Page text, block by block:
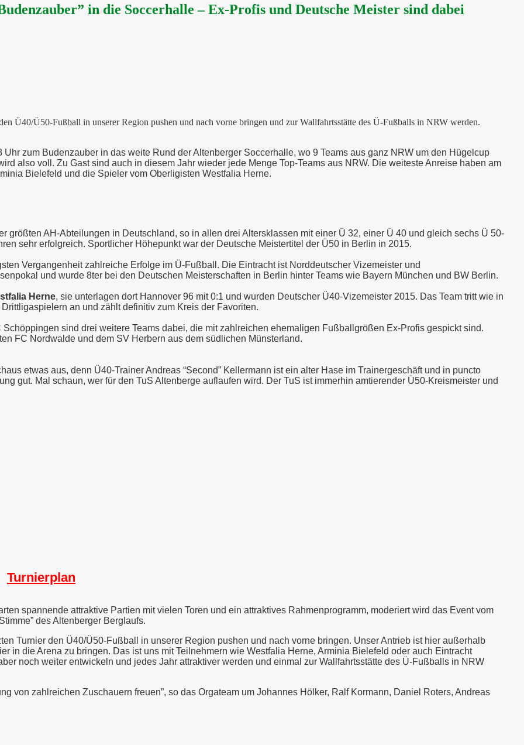
in die Soccerhalle – Ex-Profis und Deutsche Meister sind dabei
Ü40/Ü50-Fußball in unserer Region pushen und nach vorne bringen und zur Wallfahrtsstätte des Ü-Fußballs in NRW werden.
zum Budenzauber in das weite Rund der Altenberger Soccerhalle, wo 9 Teams aus ganz NRW um den Hügelcup
also voll. Zu Gast sind auch in diesem Jahr wieder jede Menge Top-Teams aus NRW. Die weiteste Anreise haben am
Bielefeld und die Spieler vom Oberligisten Westfalia Herne.
größten AH-Abteilungen in Deutschland, so in allen drei Altersklassen mit einer Ü 32, einer Ü 40 und gleich sechs Ü 50-
sehr erfolgreich. Sportlicher Höhepunkt war der Deutsche Meistertitel der Ü50 in Berlin in 2015.
Vergangenheit zahlreiche Erfolge im Ü-Fußball. Die Eintracht ist Norddeutscher Vizemeister und
und wurde 8ter bei den Deutschen Meisterschaften in Berlin hinter Teams wie Bayern München und BW Berlin.
Herne, sie unterlagen dort Hannover 96 mit 0:1 und wurden Deutscher Ü40-Vizemeister 2015. Das Team tritt wie in
an und zählt definitiv zum Kreis der Favoriten.
sind drei weitere Teams dabei, die mit zahlreichen ehemaligen Fußballgrößen Ex-Profis gespickt sind.
FC Nordwalde und dem SV Herbern aus dem südlichen Münsterland.
etwas aus, denn Ü40-Trainer Andreas “Second” Kellermann ist ein alter Hase im Trainergeschäft und in puncto
gut. Mal schaun, wer für den TuS Altenberge auflaufen wird. Der TuS ist immerhin amtierender Ü50-Kreismeister und
Turnierplan
spannende attraktive Partien mit vielen Toren und ein attraktives Rahmenprogramm, moderiert wird das Event vom
des Altenberger Berglaufs.
Turnier den Ü40/Ü50-Fußball in unserer Region pushen und nach vorne bringen. Unser Antrieb ist hier außerhalb
in die Arena zu bringen. Das ist uns mit Teilnehmern wie Westfalia Herne, Arminia Bielefeld oder auch Eintracht
noch weiter entwickeln und jedes Jahr attraktiver werden und einmal zur Wallfahrtsstätte des Ü-Fußballs in NRW
von zahlreichen Zuschauern freuen”, so das Orgateam um Johannes Hölker, Ralf Kormann, Daniel Roters, Andreas